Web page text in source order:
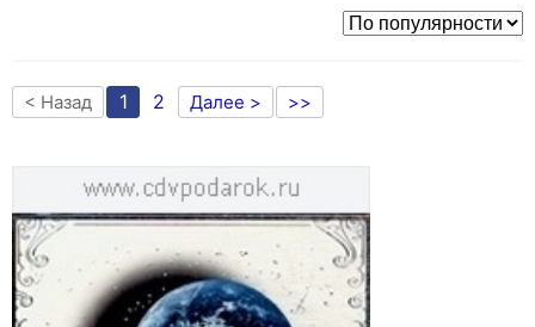
< Назад 1 2 Далее > >>